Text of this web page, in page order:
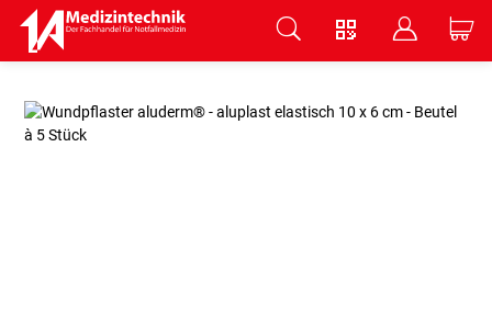
V B C